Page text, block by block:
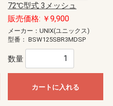
72℃型式 3メッシュ
販売価格: ￥9,900
メーカー：UNIX(ユニックス)
型番： BSW125SBR3MDSP
数量
カートに入れる